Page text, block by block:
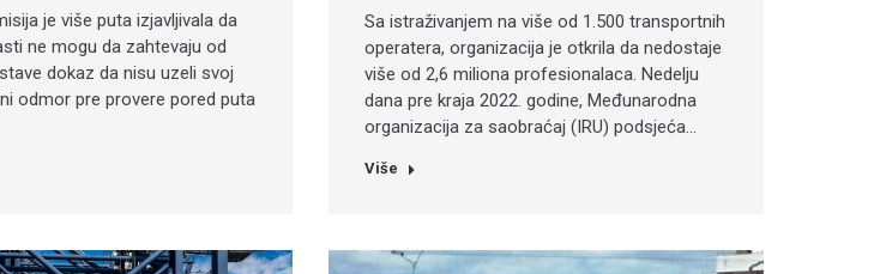
je više puta izjavljivala da
ne mogu da zahtevaju od
dokaz da nisu uzeli svoj
odmor pre provere pored puta
Sa istraživanjem na više od 1.500 transportnih
operatera, organizacija je otkrila da nedostaje
više od 2,6 miliona profesionalaca. Nedelju
dana pre kraja 2022. godine, Međunarodna
organizacija za saobraćaj (IRU) podsjeća…
Više